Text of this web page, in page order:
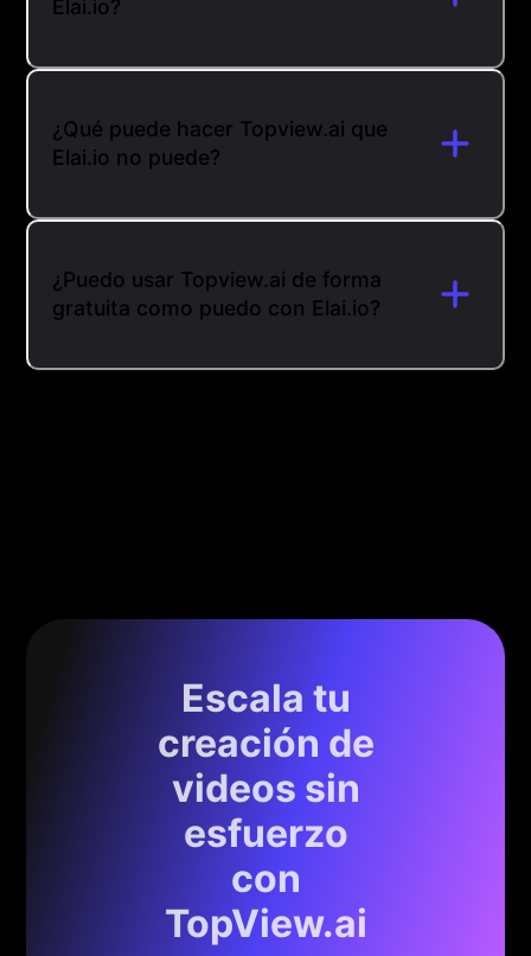
Elai.io?
¿Qué puede hacer Topview.ai que
Elai.io no puede?
¿Puedo usar Topview.ai de forma
gratuita como puedo con Elai.io?
Escala tu
creación de
videos sin
esfuerzo
con
TopView.ai